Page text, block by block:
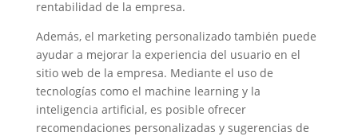
rentabilidad de la empresa.
Además, el marketing personalizado también puede
ayudar a mejorar la experiencia del usuario en el
sitio web de la empresa. Mediante el uso de
tecnologías como el machine learning y la
inteligencia artificial, es posible ofrecer
recomendaciones personalizadas y sugerencias de